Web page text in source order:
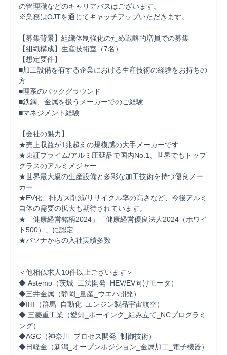
の管理職などのキャリアパスはございます。
※業務はOJTを通じてキャッチアップいただきます。
【募集背景】組織体制強化のため戦略的増員での募集
【組織構成】生産技術室（7名）
【想定要件】
■加工設備を有する企業における生産技術の経験をお持ちの
方
■理系のバックグラウンド
■鉄鋼、金属を扱うメーカーでのご経験
■マネジメント経験
【会社の魅力】
★売上収益が1兆超えの規模感の大手メーカーです
★東証プライム/アルミ圧延品で国内No.1、世界でもトップ
クラスのアルミメジャー
★世界最大級の生産設備と多彩な加工技術を持つ優良メー
カー
★EV化、排ガス削減/リサイクル率の高さなど、今後アルミ
自体の需要の拡大も期待されています。
★「健康経営銘柄2024」「健康経営優良法人2024（ホワイ
ト500）」に認定
★パソナからの入社実績多数
＜他相似求人10件以上ございます＞
◆ Astemo（茨城_工法開発_HEV/EV向けモータ）
◆三井金属（静岡_量産_ウエハ開発）
◆IHI（群馬_自動化_エンジン製品宇宙航空）
◆ 三菱重工業（愛知_ボーイング_組み立て_NCプログラミ
ング）
◆AGC（神奈川_プロセス開発_制御技術）
◆日軽金（新潟_オープンポジション_金属加工_電子機器）